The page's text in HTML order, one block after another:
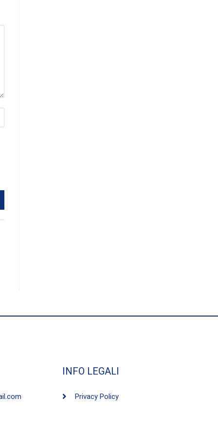
INFO LEGALI
Privacy Policy